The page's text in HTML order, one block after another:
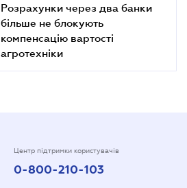
Розрахунки через два банки
більше не блокують
компенсацію вартості
агротехніки
Центр підтримки користувачів
0-800-210-103